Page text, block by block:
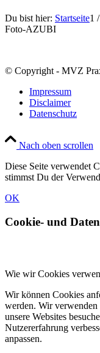
Du bist hier: Startseite1 /
Foto-AZUBI
© Copyright - MVZ
Impressum
Disclaimer
Datenschutz
Nach oben scrollen
Diese Seite verwendet
stimmst Du der
OK
Cookie- und
Wie wir Cookies
Wir können Cookies
werden. Wir
unsere Websites
Nutzererfahrung
anpassen.